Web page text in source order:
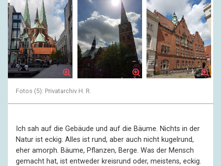
Fotos (5): Privatarchiv H. R.
Ich sah auf die Gebäude und auf die Bäume. Nichts in der
Natur ist eckig. Alles ist rund, aber auch nicht kugelrund,
eher amorph. Bäume, Pflanzen, Berge. Was der Mensch
gemacht hat, ist entweder kreisrund oder, meistens, eckig.